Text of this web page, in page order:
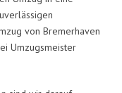
von Bremerhaven
Umzugsmeister